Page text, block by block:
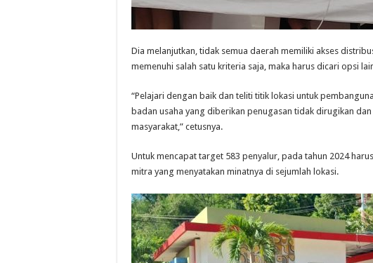
Dia melanjutkan, tidak semua daerah memiliki akses
memenuhi salah satu kriteria saja, maka harus dicari opsi
“Pelajari dengan baik dan teliti titik lokasi untuk
badan usaha yang diberikan penugasan tidak dirugikan
masyarakat,” cetusnya.
Untuk mencapat target 583 penyalur, pada tahun 2024
mitra yang menyatakan minatnya di sejumlah lokasi.